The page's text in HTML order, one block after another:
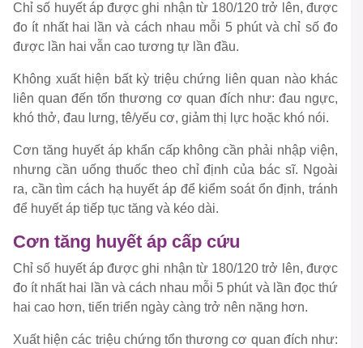
Chỉ số huyết áp được ghi nhận từ 180/120 trở lên, được
đo ít nhất hai lần và cách nhau mỗi 5 phút và chỉ số đo
được lần hai vẫn cao tương tự lần đầu.
Không xuất hiện bất kỳ triệu chứng liên quan nào khác
liên quan đến tổn thương cơ quan đích như: đau ngực,
khó thở, đau lưng, tê/yếu cơ, giảm thị lực hoặc khó nói.
Cơn tăng huyết áp khẩn cấp không cần phải nhập viện,
nhưng cần uống thuốc theo chỉ định của bác sĩ. Ngoài
ra, cần tìm cách hạ huyết áp để kiểm soát ổn định, tránh
để huyết áp tiếp tục tăng và kéo dài.
Cơn tăng huyết áp cấp cứu
Chỉ số huyết áp được ghi nhận từ 180/120 trở lên, được
đo ít nhất hai lần và cách nhau mỗi 5 phút và lần đọc thứ
hai cao hơn, tiến triển ngày càng trở nên nặng hơn.
Xuất hiện các triệu chứng tổn thương cơ quan đích như: